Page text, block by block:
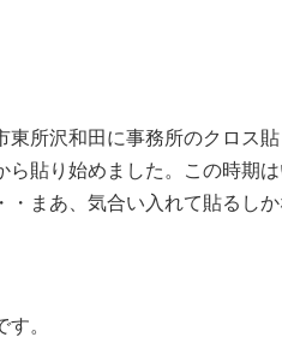
東所沢和田に事務所のクロス
ら貼り始めました。この時期
・まあ、気合い入れて貼るしか
。